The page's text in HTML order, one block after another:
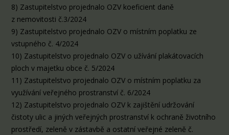
8) Zastupitelstvo projednalo OZV koeficient daně
z nemovitosti č.3/2024
9) Zastupitelstvo projednalo OZV o místním poplatku ze
vstupného č. 4/2024
10) Zastupitelstvo projednalo OZV o užívání plakátovacích
ploch v majetku obce č. 5/2024
11) Zastupitelstvo projednalo OZV o místním poplatku za
využívání veřejného prostranství č. 6/2024
12) Zastupitelstvo projednalo OZV k zajištění udržování
čistoty ulic a jiných veřejných prostranství k ochraně životního
prostředí, zeleně v zástavbě a ostatní veřejné zeleně č.